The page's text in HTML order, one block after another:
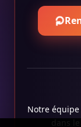
⟳
Notre